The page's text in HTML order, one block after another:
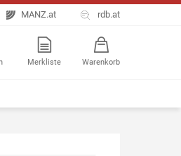
MANZ.at rdb.at
Merkliste Warenkorb